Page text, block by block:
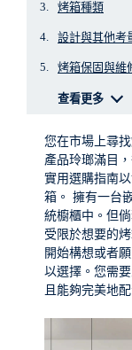
烤箱種類
設計與其他考
烤箱保固與維
查看更多
您在市場上尋
產品玲瑯滿目
實用選購指南
箱。 擁有一台
統櫥櫃中。但
受限於想要的
開始構想或者
以選擇。您需
且能夠完美地